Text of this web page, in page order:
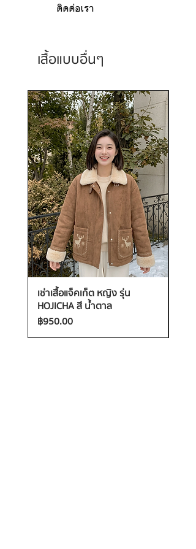
ติดต่อเรา
เสื้อแบบอื่นๆ
เช่าเสื้อแจ็คเก็ต หญิง รุ่น
HOJICHA สี น้ำตาล
ราคา
฿950.00